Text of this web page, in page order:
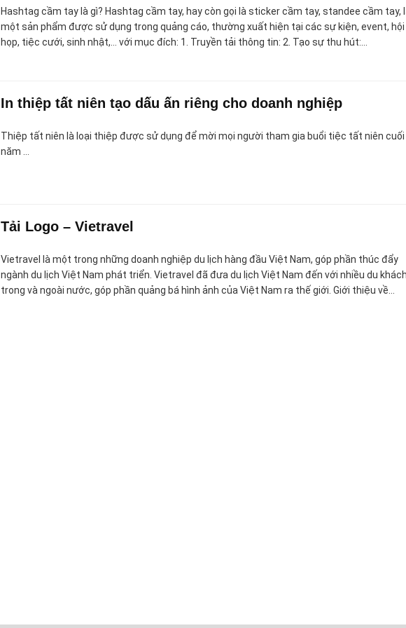
Hashtag cầm tay là gì? Hashtag cầm tay, hay còn gọi là sticker cầm tay, standee cầm tay,
một sản phẩm được sử dụng trong quảng cáo, thường xuất hiện tại các sự kiện, event, hội
họp, tiệc cưới, sinh nhật,… với mục đích: 1. Truyền tải thông tin: 2. Tạo sự thu hút:…
In thiệp tất niên tạo dấu ấn riêng cho doanh nghiệp
Thiệp tất niên là loại thiệp được sử dụng để mời mọi người tham gia buổi tiệc tất niên cuối
năm …
Tải Logo – Vietravel
Vietravel là một trong những doanh nghiệp du lịch hàng đầu Việt Nam, góp phần thúc đẩy
ngành du lịch Việt Nam phát triển. Vietravel đã đưa du lịch Việt Nam đến với nhiều du
trong và ngoài nước, góp phần quảng bá hình ảnh của Việt Nam ra thế giới. Giới thiệu về…